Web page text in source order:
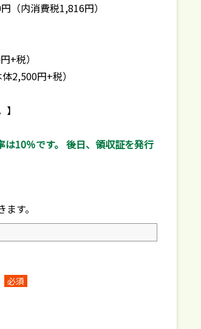
内消費税1,816円）
円+税）
2,500円+税）
10％です。 後日、領収証を発行
す。
必須